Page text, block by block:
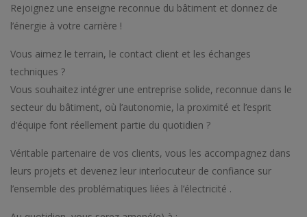
Rejoignez une enseigne reconnue du bâtiment et donnez de
l’énergie à votre carrière !
Vous aimez le terrain, le contact client et les échanges
techniques ?
Vous souhaitez intégrer une entreprise solide, reconnue dans le
secteur du bâtiment, où l’autonomie, la proximité et l’esprit
d’équipe font réellement partie du quotidien ?
Véritable partenaire de vos clients, vous les accompagnez dans
leurs projets et devenez leur interlocuteur de confiance sur
l’ensemble des problématiques liées à l’électricité .